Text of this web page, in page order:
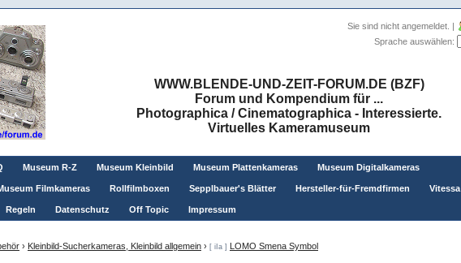
Sie sind nicht angemeldet. |
Sprache auswählen:
WWW.BLENDE-UND-ZEIT-FORUM.DE (BZF)
Forum und Kompendium für ...
Photographica / Cinematographica - Interessierte.
Virtuelles Kameramuseum
Museum R-Z Museum Kleinbild Museum Plattenkameras Museum Digitalkameras
Filmkameras Rollfilmboxen Sepplbauer's Blätter Hersteller-für-Fremdfirmen Vitessa
Regeln Datenschutz Off Topic Impressum
› Kleinbild-Sucherkameras, Kleinbild allgemein › [ iIa ] LOMO Smena Symbol